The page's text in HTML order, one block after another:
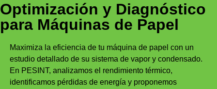
Optimización y Diagnóstico
para Máquinas de Papel
Maximiza la eficiencia de tu máquina de papel con un
estudio detallado de su sistema de vapor y condensado.
En PESINT, analizamos el rendimiento térmico,
identificamos pérdidas de energía y proponemos